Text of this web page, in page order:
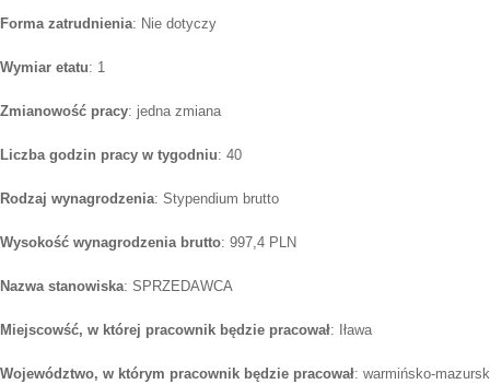
Forma zatrudnienia: Nie dotyczy
Wymiar etatu: 1
Zmianowość pracy: jedna zmiana
Liczba godzin pracy w tygodniu: 40
Rodzaj wynagrodzenia: Stypendium brutto
Wysokość wynagrodzenia brutto: 997,4 PLN
Nazwa stanowiska: SPRZEDAWCA
Miejscowść, w której pracownik będzie pracował: Iława
Województwo, w którym pracownik będzie pracował: warmińsko-